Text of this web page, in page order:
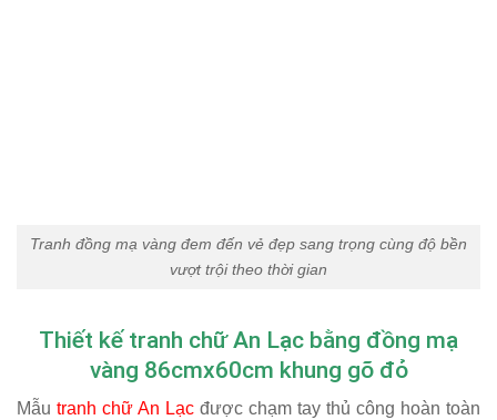
Tranh đồng mạ vàng đem đến vẻ đẹp sang trọng cùng độ bền
vượt trội theo thời gian
Thiết kế tranh chữ An Lạc bằng đồng mạ
vàng 86cmx60cm khung gõ đỏ
Mẫu tranh chữ An Lạc được chạm tay thủ công hoàn toàn